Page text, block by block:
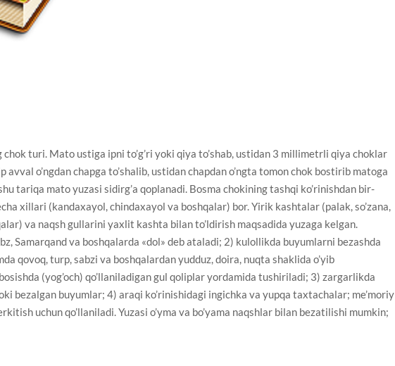
turi. Mato ustiga ipni to’g’ri yoki qiya to’shab, ustidan 3 millimetrli qiya choklar
o’ngdan chapga to’shalib, ustidan chapdan o’ngta tomon chok bostirib matoga
tariqa mato yuzasi sidirg’a qoplanadi. Bosma chokining tashqi ko’rinishdan bir-
xillari (kandaxayol, chindaxayol va boshqalar) bor. Yirik kashtalar (palak, so’zana,
va naqsh gullarini yaxlit kashta bilan to’ldirish maqsadida yuzaga kelgan.
Samarqand va boshqalarda «dol» deb ataladi; 2) kulollikda buyumlarni bezashda
qovoq, turp, sabzi va boshqalardan yudduz, doira, nuqta shaklida o’yib
(yog’och) qo’llaniladigan gul qoliplar yordamida tushiriladi; 3) zargarlikda
bezalgan buyumlar; 4) araqi ko’rinishidagi ingichka va yupqa taxtachalar; me’moriy
uchun qo’llaniladi. Yuzasi o’yma va bo’yama naqshlar bilan bezatilishi mumkin;